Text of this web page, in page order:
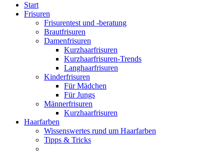
Start
Frisuren
Frisurentest und -beratung
Brautfrisuren
Damenfrisuren
Kurzhaarfrisuren
Kurzhaarfrisuren-Trends
Langhaarfrisuren
Kinderfrisuren
Für Mädchen
Für Jungs
Männerfrisuren
Kurzhaarfrisuren
Haarfarben
Wissenswertes rund um Haarfarben
Tipps & Tricks